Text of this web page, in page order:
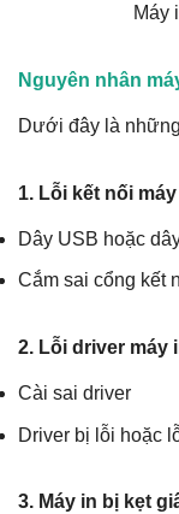
Máy
Nguyên nhân
Dưới đây là
1. Lỗi kết nối
Dây USB hoặc
Cắm sai cổng kết
2. Lỗi driver máy
Cài sai driver
Driver bị lỗi hoặc
3. Máy in bị kẹt